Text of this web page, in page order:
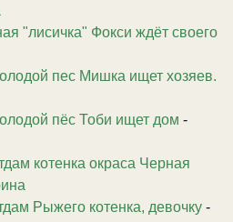
"лисичка" Фокси ждёт своего
пес Мишка ищет хозяев.
пёс Тоби ищет дом -
котенка окраса Черная
Рыжего котенка, девочку -